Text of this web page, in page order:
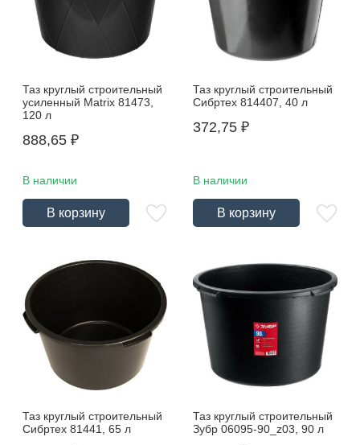
Таз круглый строительный
усиленный Matrix 81473,
120 л
888,65 ₽
В наличии
В корзину
Таз круглый строительный
Сибртех 814407, 40 л
372,75 ₽
В наличии
В корзину
Таз круглый строительный
Сибртех 81441, 65 л
Таз круглый строительный
Зубр 06095-90_z03, 90 л